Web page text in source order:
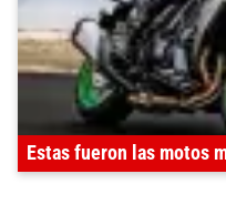
Estas fueron las motos